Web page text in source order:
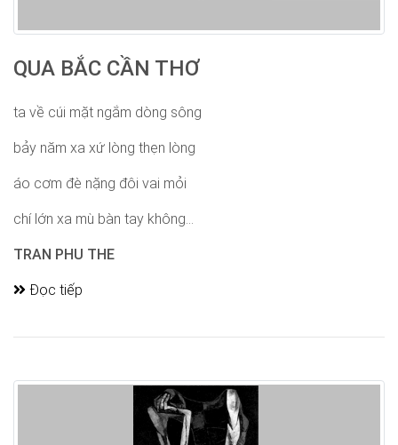
QUA BẮC CẦN THƠ
ta về cúi mặt ngắm dòng sông
bảy năm xa xứ lòng thẹn lòng
áo cơm đè nặng đôi vai mỏi
chí lớn xa mù bàn tay không...
TRAN PHU THE
Đọc tiếp